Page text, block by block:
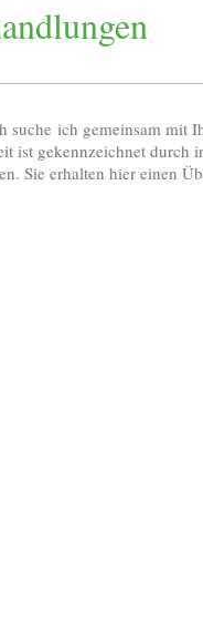
suche ich gemeinsam mit
ist gekennzeichnet durch
Sie erhalten hier einen